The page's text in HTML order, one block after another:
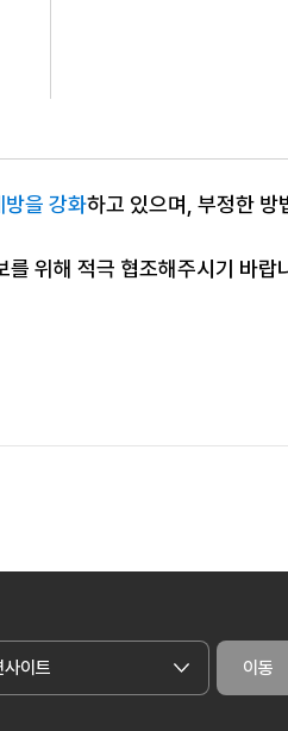
방을 강화하고 있으며, 부정한 방
위해 적극 협조해주시기 바랍
사이트 이동